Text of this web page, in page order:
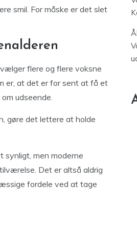
smil. For måske er det slet
flere og flere voksne
er, at det er for sent at få et
udseende.
gøre det lettere at holde
synligt, men moderne
Det er altså aldrig
fordele ved at tage